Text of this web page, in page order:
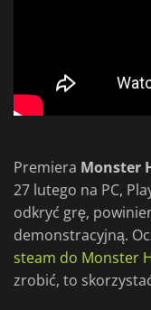
Premiera Monster
27 lutego na PC,
odkryć grę,
demonstracyjną.
steam do Monster
zrobić, to